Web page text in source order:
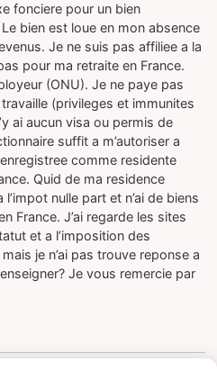
fonciere pour un bien
bien est loue en mon absence
Je ne suis pas affiliee a la
pour ma retraite en France.
(ONU). Je ne paye pas
(privileges et immunites
ai aucun visa ou permis de
suffit a m’autoriser a
comme residente
Quid de ma residence
nulle part et n’ai de biens
France. J’ai regarde les sites
et a l’imposition des
je n’ai pas trouve reponse a
Je vous remercie par